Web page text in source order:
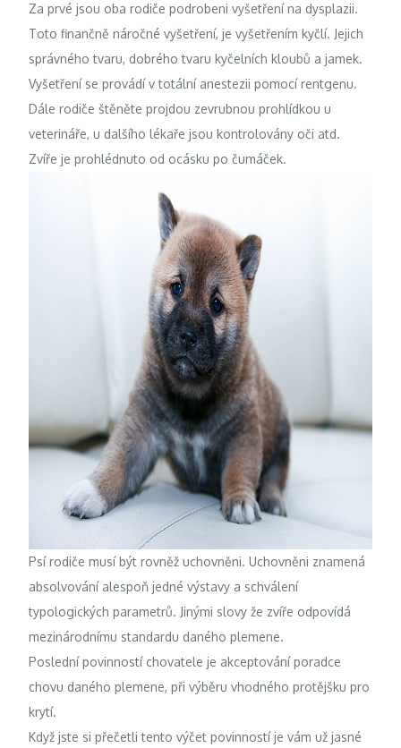
Za prvé jsou oba rodiče podrobeni vyšetření na dysplazii.
Toto finančně náročné vyšetření, je vyšetřením kyčlí. Jejich
správného tvaru, dobrého tvaru kyčelních kloubů a jamek.
Vyšetření se provádí v totální anestezii pomocí rentgenu.
Dále rodiče štěněte projdou zevrubnou prohlídkou u
veterináře, u dalšího lékaře jsou kontrolovány oči atd.
Zvíře je prohlédnuto od ocásku po čumáček.
Psí rodiče musí být rovněž uchovněni. Uchovněni znamená
absolvování alespoň jedné výstavy a schválení
typologických parametrů. Jinými slovy že zvíře odpovídá
mezinárodnímu standardu daného plemene.
Poslední povinností chovatele je akceptování poradce
chovu daného plemene, při výběru vhodného protějšku pro
krytí.
Když jste si přečetli tento výčet povinností je vám už jasné